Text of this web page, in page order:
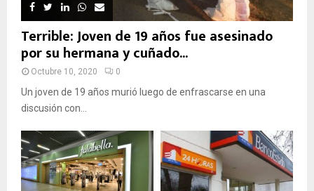
Terrible: Joven de 19 años fue asesinado
por su hermana y cuñado...
Octubre 10, 2020 0
Un joven de 19 años murió luego de enfrascarse en una
discusión con...